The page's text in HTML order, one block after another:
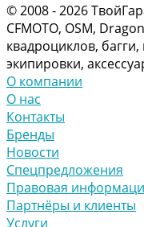
© 2008 - 2026
CFMOTO, OSM,
квадроциклов,
экипировки,
О компании
О нас
Контакты
Бренды
Новости
Спецпредложения
Правовая
Партнёры и клиенты
Услуги